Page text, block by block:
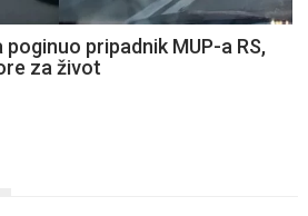
poginuo pripadnik MUP-a RS,
za život